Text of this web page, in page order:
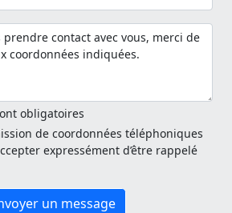
obligatoires
de coordonnées téléphoniques
expressément d’être rappelé
un message